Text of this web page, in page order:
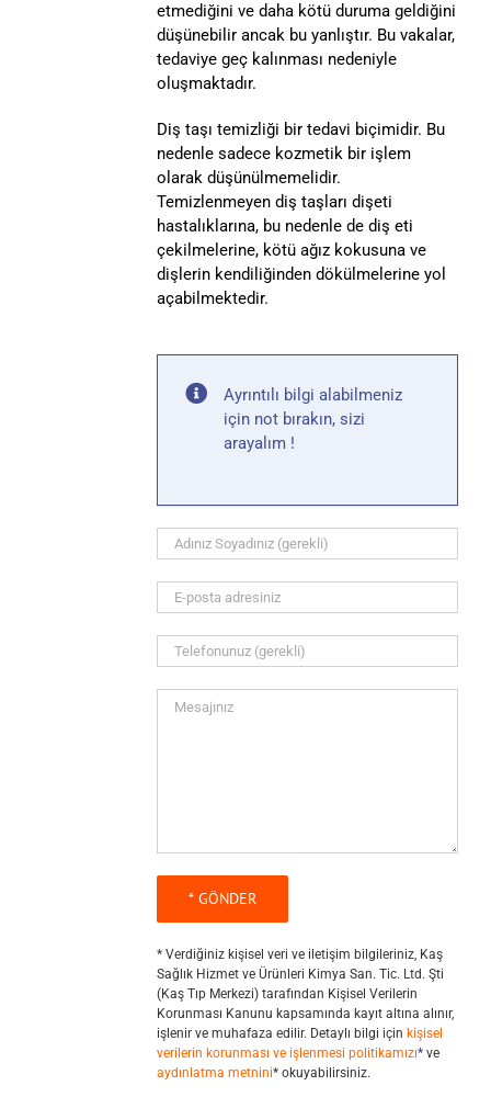
etmediğini ve daha kötü duruma geldiğini
düşünebilir ancak bu yanlıştır. Bu vakalar,
tedaviye geç kalınması nedeniyle
oluşmaktadır.
Diş taşı temizliği bir tedavi biçimidir. Bu
nedenle sadece kozmetik bir işlem
olarak düşünülmemelidir.
Temizlenmeyen diş taşları dişeti
hastalıklarına, bu nedenle de diş eti
çekilmelerine, kötü ağız kokusuna ve
dişlerin kendiliğinden dökülmelerine yol
açabilmektedir.
Ayrıntılı bilgi alabilmeniz
için not bırakın, sizi
arayalım !
* Verdiğiniz kişisel veri ve iletişim bilgileriniz, Kaş
Sağlık Hizmet ve Ürünleri Kimya San. Tic. Ltd. Şti
(Kaş Tıp Merkezi) tarafından Kişisel Verilerin
Korunması Kanunu kapsamında kayıt altına alınır,
işlenir ve muhafaza edilir. Detaylı bilgi için kişisel
verilerin korunması ve işlenmesi politikamızı*ve
aydınlatma metnini* okuyabilirsiniz.